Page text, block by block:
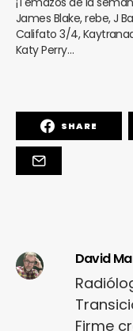
James Blake, rebe, J
Califato 3/4,
Katy Perry…
SHARE
David
Firme